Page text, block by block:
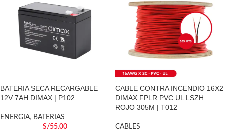
BATERIA SECA RECARGABLE
12V 7AH DIMAX | P102
ENERGIA, BATERIAS
S/55.00
CABLE CONTRA INCENDIO 16X2
DIMAX FPLR PVC UL LSZH
ROJO 305M | T012
CABLES